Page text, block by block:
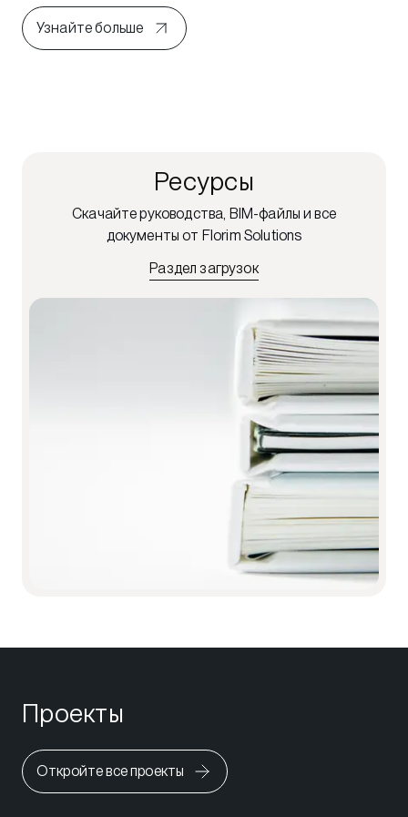
Узнайте больше
Ресурсы
Скачайте руководства, BIM-файлы и все
документы от Florim Solutions
Раздел загрузок
Проекты
Откройте все проекты